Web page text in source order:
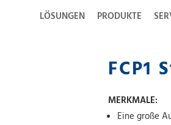
LÖSUNGEN PRODUKTE
FCP1
MERKMALE:
Eine große